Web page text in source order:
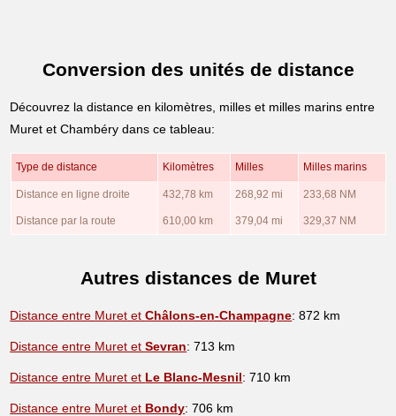
Conversion des unités de distance
Découvrez la distance en kilomètres, milles et milles marins entre
Muret et Chambéry dans ce tableau:
Type de distance Kilomètres Milles Milles marins
Distance en ligne droite 432,78 km 268,92 mi 233,68 NM
Distance par la route 610,00 km 379,04 mi 329,37 NM
Autres distances de Muret
Distance entre Muret etChâlons-en-Champagne: 872 km
Distance entre Muret etSevran: 713 km
Distance entre Muret et Le Blanc-Mesnil: 710 km
Distance entre Muret et Bondy: 706 km